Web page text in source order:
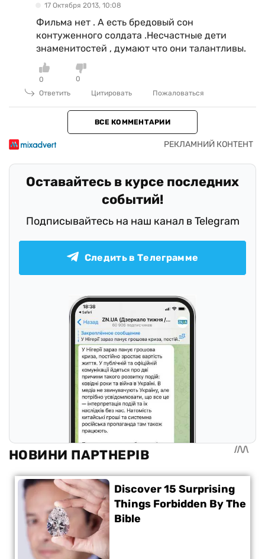
17 Октября 2013, 10:08
Фильма нет . А есть бредовый сон
контуженного солдата .Несчастные дети
знаменитостей , думают что они талантливы.
0
0
Ответить
Цитировать Пожаловаться
ВСЕ КОММЕНТАРИИ
Оставайтесь в курсе последних
событий!
Подписывайтесь на наш канал в Telegram
Следить в Телеграмме